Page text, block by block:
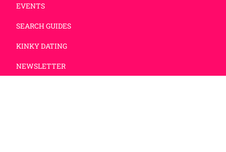
EVENTS
SEARCH GUIDES
KINKY DATING
NEWSLETTER